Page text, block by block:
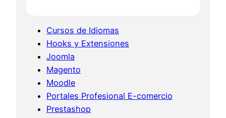
Cursos de Idiomas
Hooks y Extensiones
Joomla
Magento
Moodle
Portales Profesional E-comercio
Prestashop